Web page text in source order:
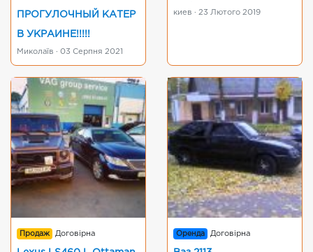
ПРОГУЛОЧНЫЙ КАТЕР
В УКРАИНЕ!!!!!
Миколаїв · 03 Серпня 2021
киев · 23 Лютого 2019
Продаж Договірна Оренда Договірна